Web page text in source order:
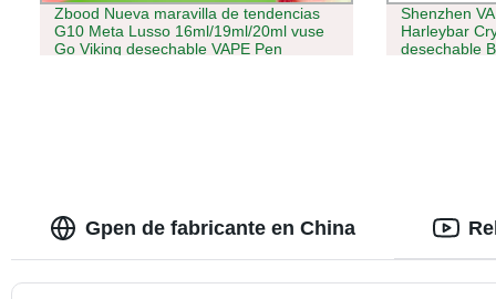
Zbood Nueva maravilla de tendencias
G10 Meta Lusso 16ml/19ml/20ml vuse
Go Viking desechable VAPE Pen
Shenzhen
Harleybar
desechable
Gpen de fabricante en China